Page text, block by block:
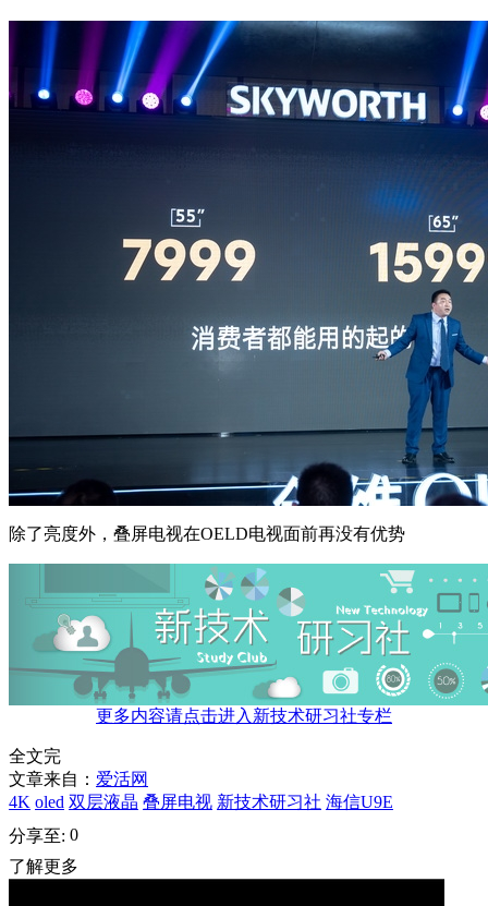
除了亮度外，叠屏电视在OELD电视面前再没有优势
更多内容请点击进入新技术研习社专栏
全文完
文章来自： 爱活网
4K oled 双层液晶 叠屏电视 新技术研习社 海信U9E
分享至: 0
了解更多